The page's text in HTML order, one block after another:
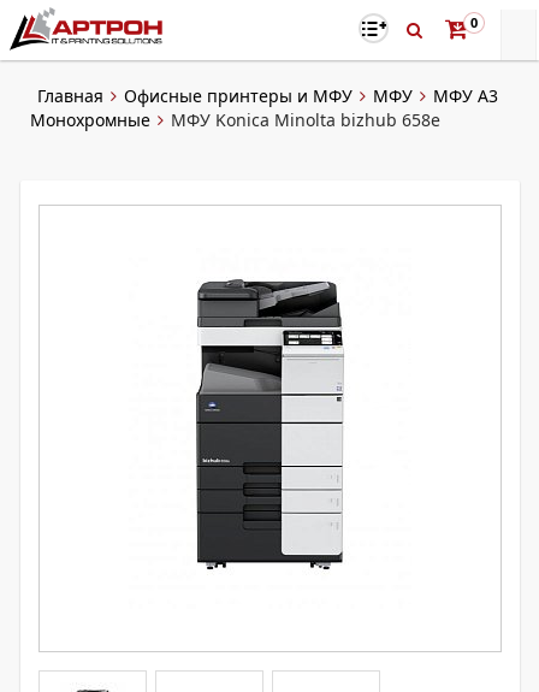
0
Главная Офисные принтеры и МФУ МФУ
МФУ А3
Монохромные
МФУ Konica Minolta bizhub 658e